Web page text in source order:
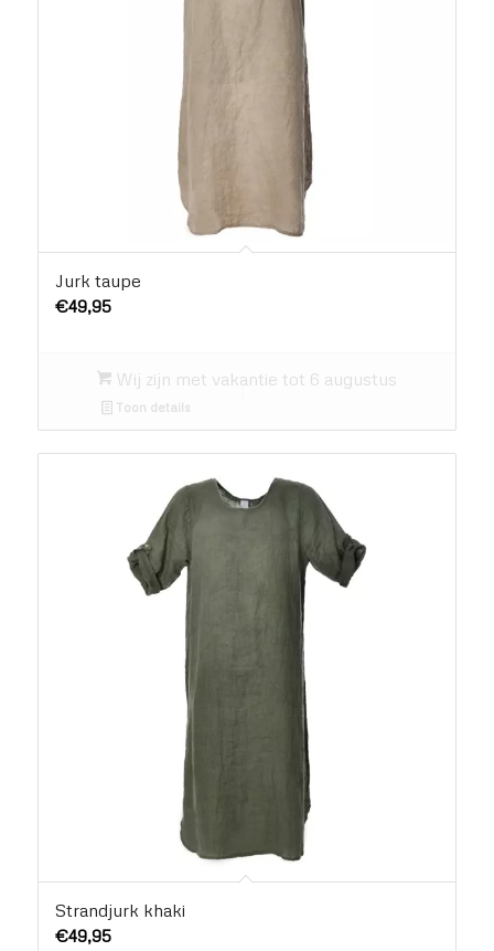
Jurk taupe
€49,95
Wij zijn met vakantie tot 6 augustus
Toon details
Strandjurk khaki
€49,95